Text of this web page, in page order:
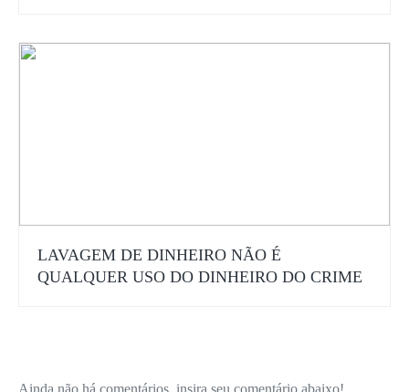
LAVAGEM DE DINHEIRO NÃO É
QUALQUER USO DO DINHEIRO DO CRIME